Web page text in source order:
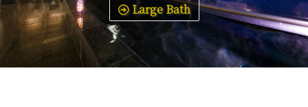
Large Bath